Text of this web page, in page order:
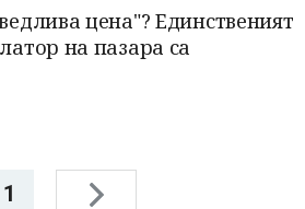
цена"? Единственият
на пазара са
1